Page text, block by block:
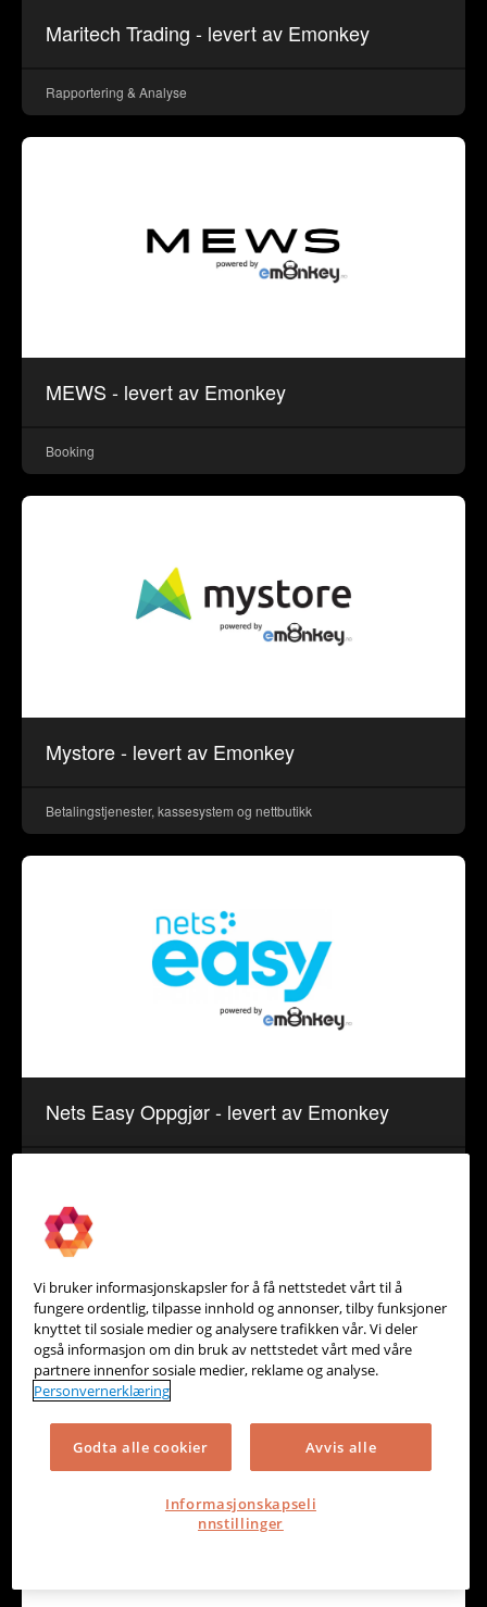
Maritech Trading - levert av Emonkey
Rapportering & Analyse
MEWS - levert av Emonkey
Booking
Mystore - levert av Emonkey
Betalingstjenester, kassesystem og nettbutikk
Nets Easy Oppgjør - levert av Emonkey
Nets-Teller - levert av Emonkey
Betalingstjenester, kassesystem og nettbutikk
Vi bruker informasjonskapsler for å få nettstedet vårt til å
fungere ordentlig, tilpasse innhold og annonser, tilby funksjoner
knyttet til sosiale medier og analysere trafikken vår. Vi deler
også informasjon om din bruk av nettstedet vårt med våre
partnere innenfor sosiale medier, reklame og analyse.
Personvernerklæring
Godta alle cookier Avvis alle
Informasjonskapseli
nnstillinger